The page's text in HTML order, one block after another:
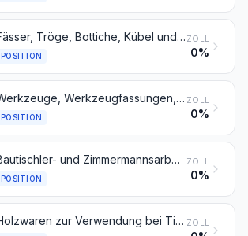
Fässer, Tröge, Bottiche, Kübel und andere Böttcherwaren und Teile davon, aus Holz, einschließlich Fassstäbe
POSITION
ZOLL
0%
Werkzeuge, Werkzeugfassungen, Werkzeuggriffe und Werkzeugstiele, Fassungen, Stiele und Griffe für Besen, Bürsten und Pinsel, aus Holz; Schuhformen, Schuhleisten und Schuhspanner, aus Holz
POSITION
ZOLL
0%
Bautischler- und Zimmermannsarbeiten, einschließlich Verbundplatten mit Hohlraum-Mittellagen, zusammengesetzte Fußbodenplatten, Schindeln („shingles“ und „shakes“), aus Holz
POSITION
ZOLL
0%
Holzwaren zur Verwendung bei Tisch oder in der Küche ZOLL